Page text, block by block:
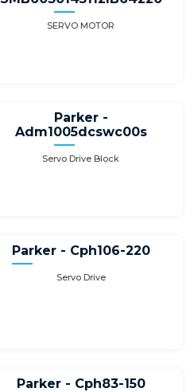
SERVO MOTOR
Parker -
Adm1005dcswc00s
Servo Drive Block
Parker - Cph106-220
Servo Drive
Parker - Cph83-150